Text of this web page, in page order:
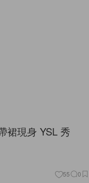
裙現身 YSL 秀
55 0